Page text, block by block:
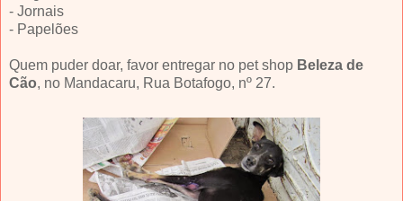
- Jornais
- Papelões
Quem puder doar, favor entregar no pet shop Beleza de
Cão, no Mandacaru, Rua Botafogo, nº 27.